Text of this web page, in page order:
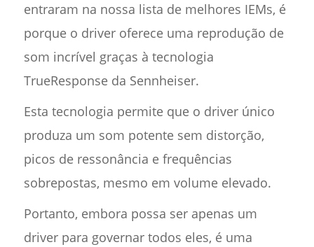
entraram na nossa lista de melhores IEMs, é
porque o driver oferece uma reprodução de
som incrível graças à tecnologia
TrueResponse da Sennheiser.
Esta tecnologia permite que o driver único
produza um som potente sem distorção,
picos de ressonância e frequências
sobrepostas, mesmo em volume elevado.
Portanto, embora possa ser apenas um
driver para governar todos eles, é uma